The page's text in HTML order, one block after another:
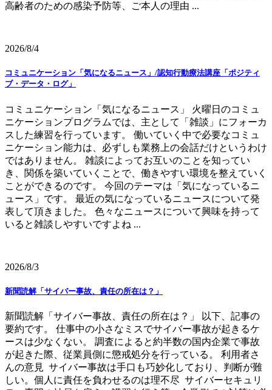
高齢者のための感染予防等、ご本人の理由 ...
2026/8/4
コミュニケーション「気になるニュース」/認知行動療法講座「ポジティ
ブ・データ・ログ」
コミュニケーション「気になるニュース」 火曜日のコミュ
ニケーションプログラムでは、主として「雑談」にフォーカ
スした練習を行っています。 働いていく中で必要なコミュ
ニケーション能力は、必ずしも業務上の会話だけというわけ
ではありません。 雑談によってお互いのことを知ってい
き、関係を築いていくことで、働きやすい環境を整えていく
ことができるのです。 今回のテーマは「気になっているニ
ュース」です。 最近の気になっているニュースについて発
表して頂きました。 色々なニュースについて興味を持って
いると雑談しやすいですよね ...
2026/8/3
新聞読解「サイバー事故、責任の所在は？」
新聞読解「サイバー事故、責任の所在は？」 以下、記事の
要約です。 仕事中の小さなミスでサイバー事故が起きるケ
ースは少なくない。 調査によると約半数の国内企業で事故
が起きた際、従業員側に懲戒処分を行っている。 利用者さ
んの意見 サイバー事故は手口も巧妙化しており、判断が難
しい。個人に責任を負わせるのは理不尽 サイバーセキュリ